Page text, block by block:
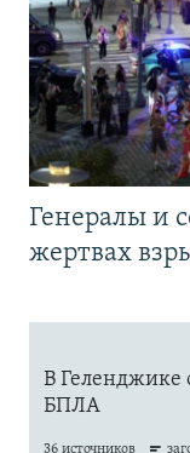
Генералы и
жертвах